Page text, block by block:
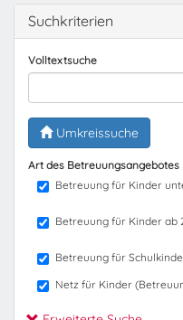
Suchkriterien
Volltextsuche
Umkreissuche
Art des Betreuungsangebotes
Betreuung für Kinder
Betreuung für Kinder ab
Betreuung für
Netz für Kinder